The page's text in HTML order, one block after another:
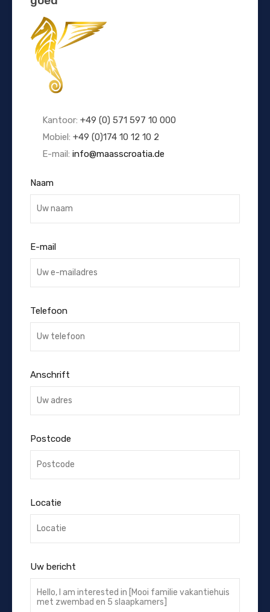
Kantoor: +49 (0) 571 597 10 000
Mobiel: +49 (0)174 10 12 10 2
E-mail: info@maasscroatia.de
Naam
E-mail
Telefoon
Anschrift
Postcode
Locatie
Uw bericht